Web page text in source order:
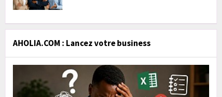
AHOLIA.COM : Lancez votre business